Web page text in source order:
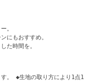
。
にもおすすめ。
た時間を。
。 ◆生地の取り方により1点1